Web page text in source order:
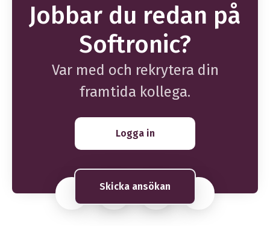
Skicka ansökan
Jobbar du redan på
Softronic?
Var med och rekrytera din
framtida kollega.
Logga in